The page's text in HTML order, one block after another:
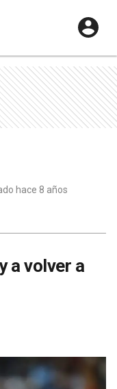
hace 8 años
a volver a